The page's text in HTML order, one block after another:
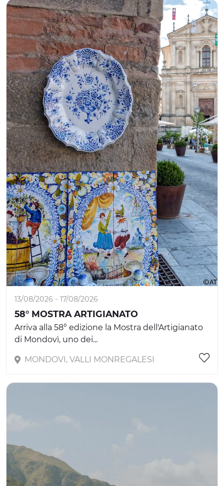
13/08/2026 - 17/08/2026
58° MOSTRA ARTIGIANATO
Arriva alla 58° edizione la Mostra dell'Artigianato
di Mondovì, uno dei...
MONDOVI, VALLI MONREGALESI